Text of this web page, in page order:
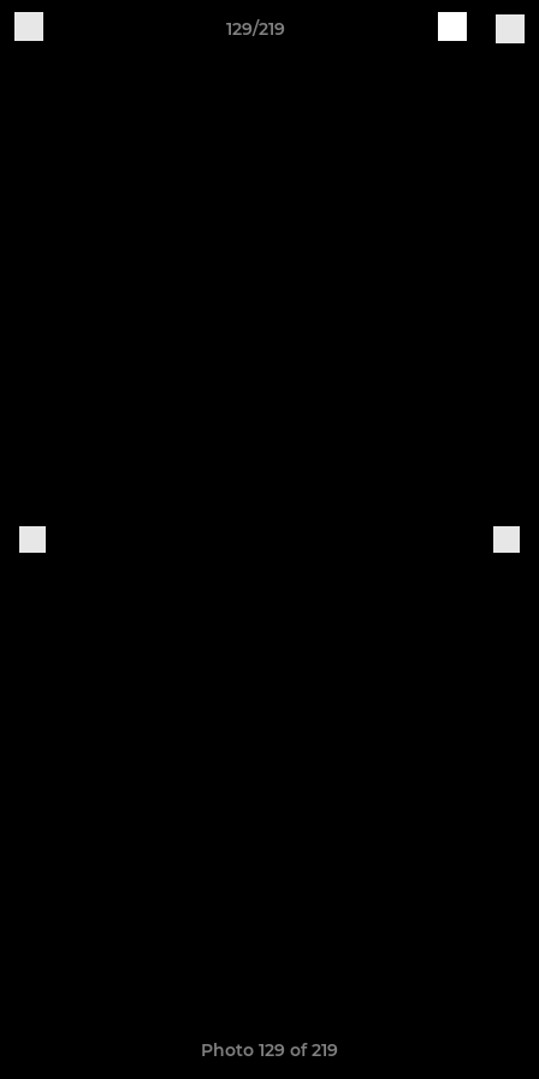
129/219
Photo 129 of 219